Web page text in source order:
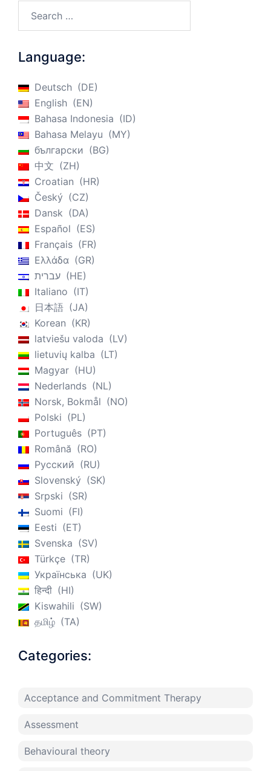
Language:
Deutsch
DE
English
EN
Bahasa Indonesia
ID
Bahasa Melayu
MY
български
BG
中文
ZH
Croatian
HR
Český
CZ
Dansk
DA
Español
ES
Français
FR
Ελλάδα
GR
עברית
HE
Italiano
IT
日本語
JA
Korean
KR
latviešu valoda
LV
lietuvių kalba
LT
Magyar
HU
Nederlands
NL
Norsk, Bokmål
NO
Polski
PL
Português
PT
Română
RO
Русский
RU
Slovenský
SK
Srpski
SR
Suomi
FI
Eesti
ET
Svenska
SV
Türkçe
TR
Українська
UK
हिन्दी
HI
Kiswahili
SW
தமிழ்
TA
Categories:
Acceptance and Commitment Therapy
Assessment
Behavioural theory